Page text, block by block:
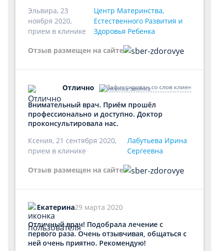
Эльвира, 23
ноября 2020,
прием в клинике
Центр Материнства,
Естественного Развития и
Здоровья Ребенка
Отзыв размещен на сайте
Отлично Зафиксирован со слов клиента по
Внимательный врач. Приём прошёл
профессионально и доступно. Доктор
проконсультировала нас.
Ксения, 21 сентября 2020,
прием в клинике
Лабутьева Ирина
Сергеевна
Отзыв размещен на сайте
Екатерина29 марта 2020
Отличный врач! Подобрала лечение с
первого раза. Очень отзывчивая, общаться с
ней очень приятно. Рекомендую!